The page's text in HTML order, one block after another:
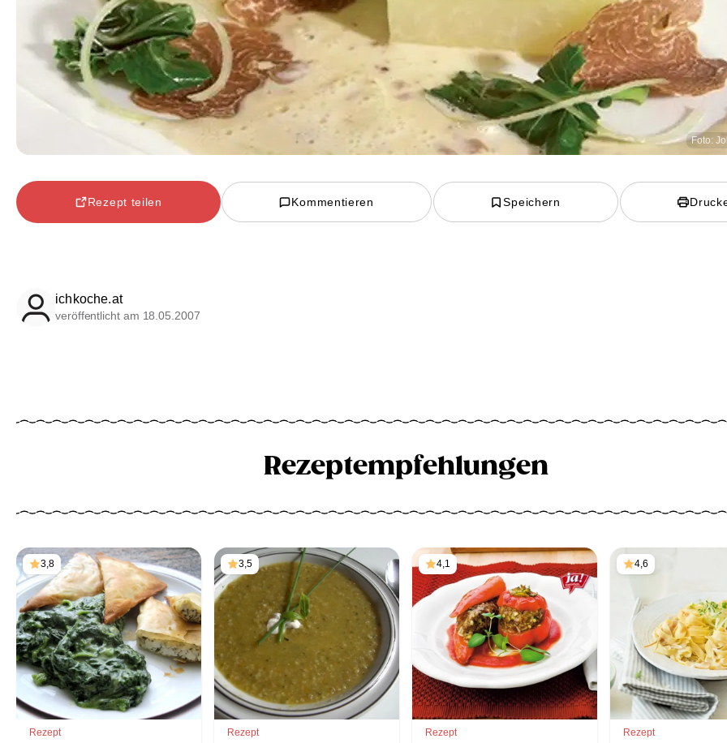
Foto:
Rezept teilen Kommentieren Speichern
ichkoche.at
veröffentlicht am 18.05.2007
Rezeptempfehlungen
3,8
Rezept
3,5
Rezept
4,1
Rezept
4,6
Rezept